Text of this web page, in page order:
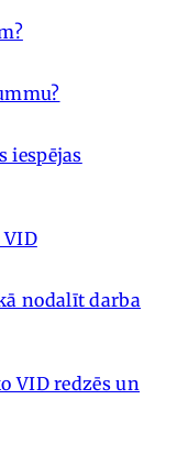
iespējas
nodalīt darba
VID redzēs un